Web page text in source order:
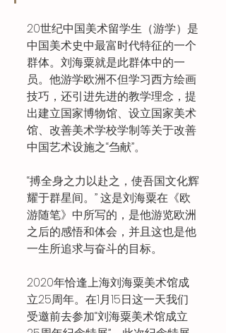
20世纪中国美术留学生（游学）是
中国美术史中最富时代特征的一个
群体。刘海粟就是此群体中的一
员。他游学欧洲不但学习西方绘画
技巧，还引进先进的教学理念，提
出建立国家博物馆、设立国家美术
馆、改善美术学校学制等关于改善
中国艺术设施之“刍献”。
“搏全身之力以赴之，使吾国文化辉
耀于群星间。” 这是刘海粟在《欧
游随笔》中所写的，是他游览欧洲
之后的感悟和体会，并且这也是他
一生所追求与奋斗的目标。
2020年恰逢上海刘海粟美术馆成
立25周年。在1月15日这一天我们
受邀前去参加“刘海粟美术馆成立